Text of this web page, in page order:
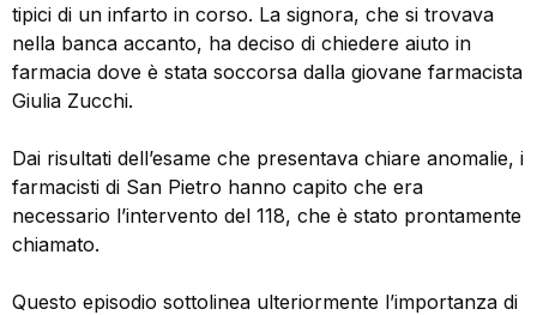
tipici di un infarto in corso. La signora, che si trovava
nella banca accanto, ha deciso di chiedere aiuto in
farmacia dove è stata soccorsa dalla giovane farmacista
Giulia Zucchi.
Dai risultati dell’esame che presentava chiare anomalie, i
farmacisti di San Pietro hanno capito che era
necessario l’intervento del 118, che è stato prontamente
chiamato.
Questo episodio sottolinea ulteriormente l’importanza di